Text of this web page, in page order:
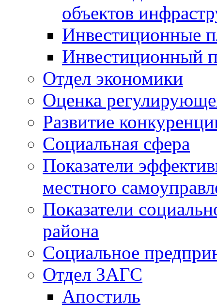
объектов
Инвестиционные
Инвестиционный
Отдел экономики
Оценка
Развитие
Социальная сфера
Показатели
местного
Показатели
района
Социальное
Отдел ЗАГС
Апостиль